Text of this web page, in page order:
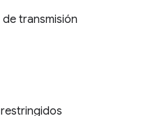
transmisión